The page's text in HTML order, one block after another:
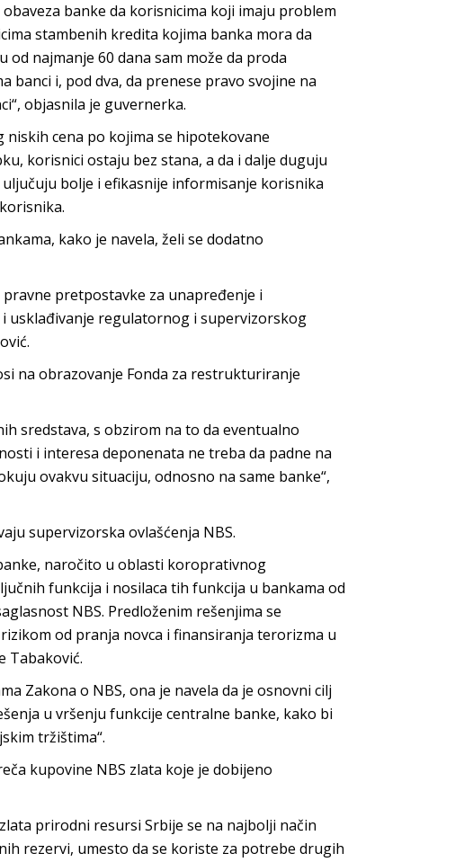
banke da korisnicima koji imaju problem
stambenih kredita kojima banka mora da
najmanje 60 dana sam može da proda
i, pod dva, da prenese pravo svojine na
objasnila je guvernerka.
niskih cena po kojima se hipotekovane
korisnici ostaju bez stana, a da i dalje duguju
bolje i efikasnije informisanje korisnika
kako je navela, želi se dodatno
pretpostavke za unapređenje i
usklađivanje regulatornog i supervizorskog
na obrazovanje Fonda za restrukturiranje
sredstava, s obzirom na to da eventualno
i interesa deponenata ne treba da padne na
ovakvu situaciju, odnosno na same banke“,
supervizorska ovlašćenja NBS.
naročito u oblasti koroprativnog
funkcija i nosilaca tih funkcija u bankama od
NBS. Predloženim rešenjima se
od pranja novca i finansiranja terorizma u
Tabaković.
Zakona o NBS, ona je navela da je osnovni cilj
u vršenju funkcije centralne banke, kako bi
tržištima“.
kupovine NBS zlata koje je dobijeno
prirodni resursi Srbije se na najbolji način
rezervi, umesto da se koriste za potrebe drugih